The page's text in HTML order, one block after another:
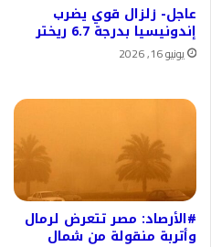
عاجل- زلزال قوي يضرب
إندونيسيا بدرجة 6.7 ريختر
يونيو 16, 2026
#الأرصاد: مصر تتعرض لرمال
وأتربة منقولة من شمال